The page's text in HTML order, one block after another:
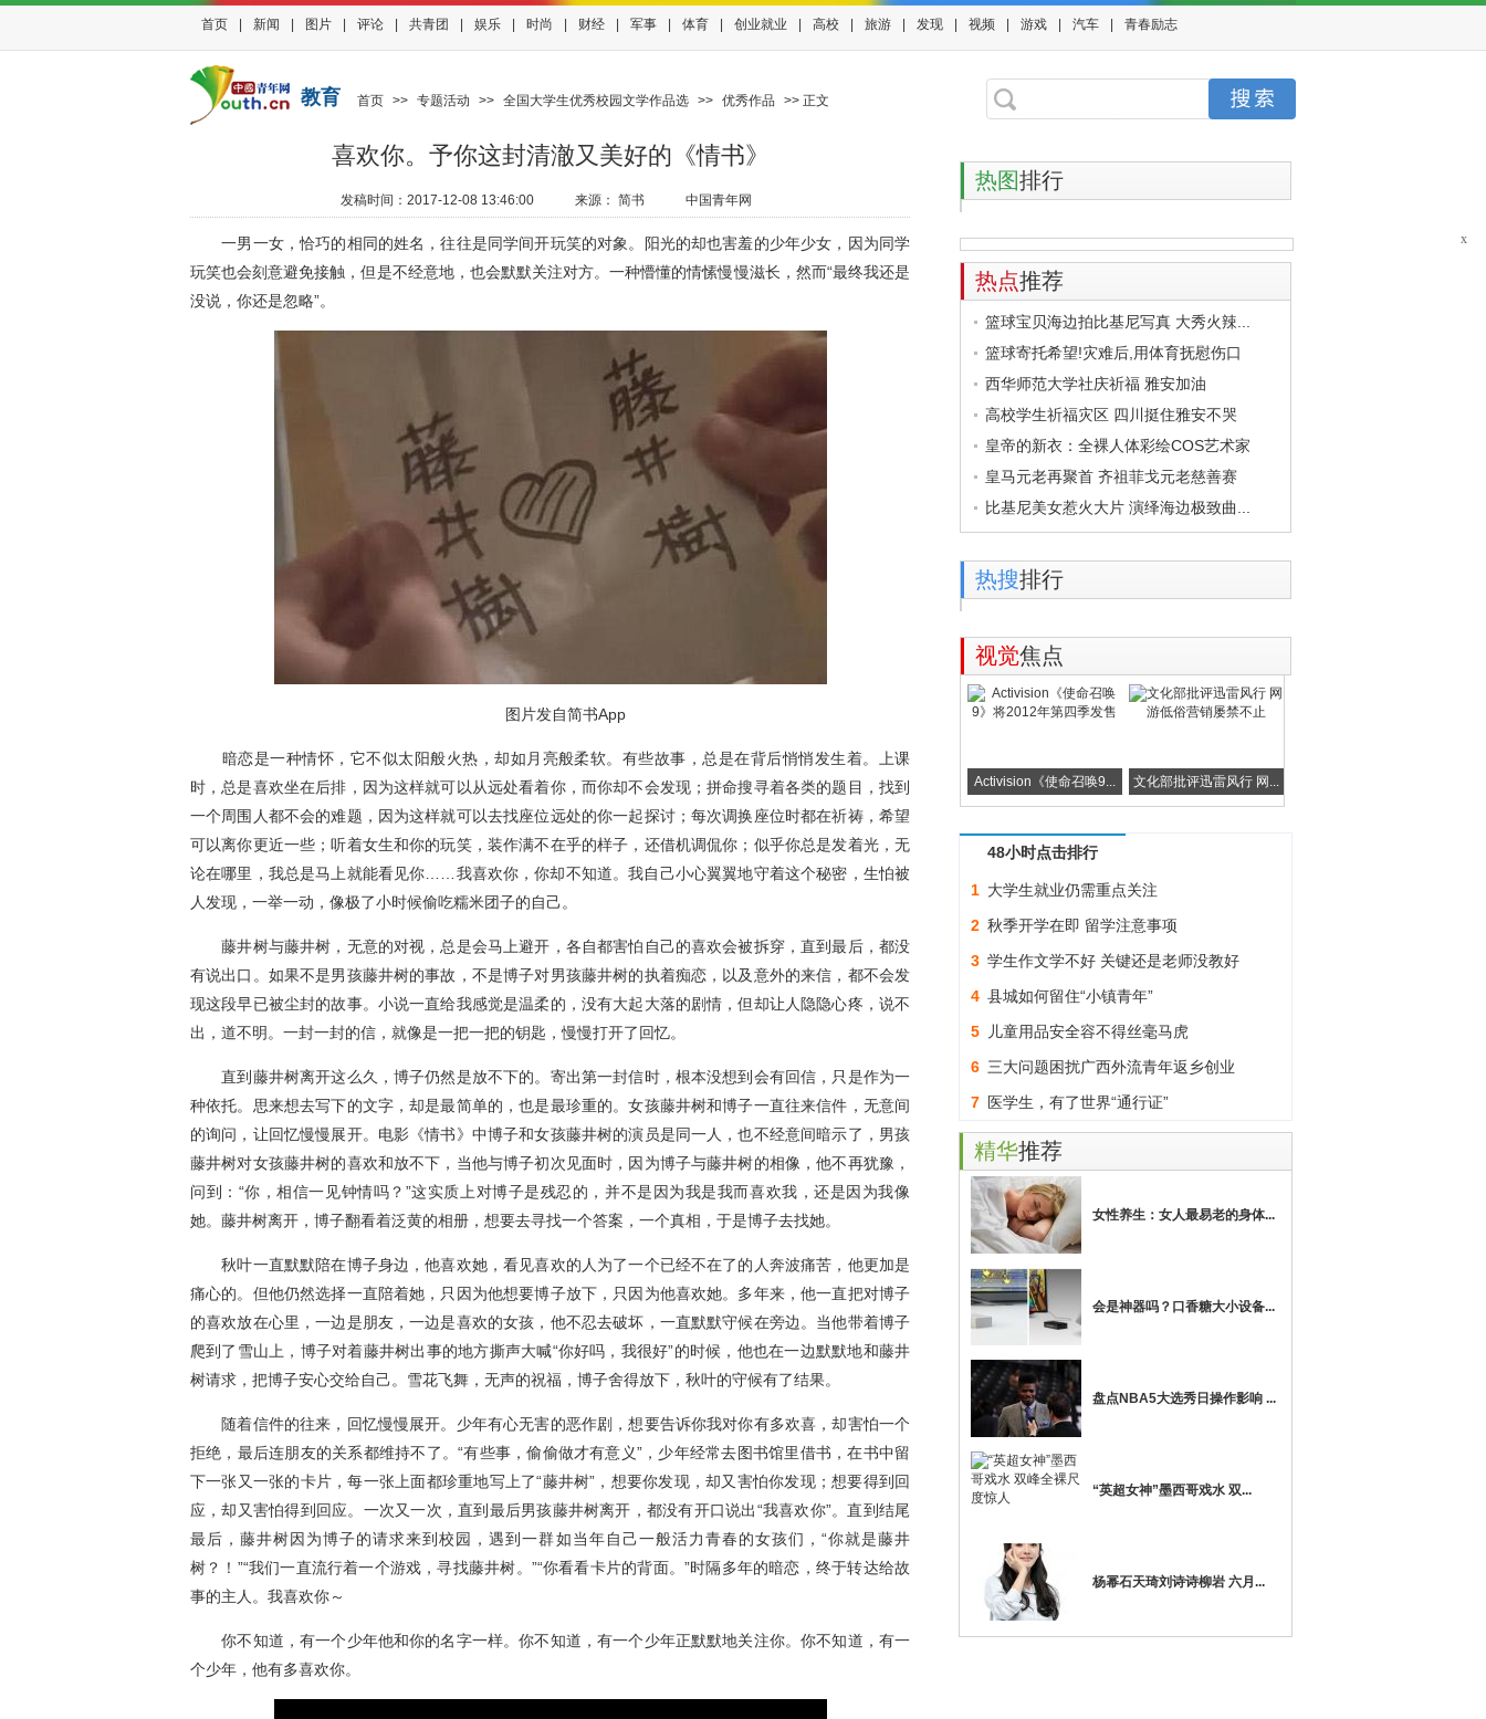
首页 新闻 图片 评论 共青团 娱乐 时尚 财经 军事 体育 创业就业 高校 旅游 发现 视频 游戏 汽车 青春励志
教育 首页 >> 专题活动 >> 全国大学生优秀校园文学作品选 >> 优秀作品 >> 正文
喜欢你。予你这封清澈又美好的《情书》
发稿时间： 2017-12-08 13:46:00 来源： 简书 中国青年网
一男一女，恰巧的相同的姓名，往往是同学间开玩笑的对象。阳光的却也害羞的少年少女，因为同学
玩笑也会刻意避免接触，但是不经意地，也会默默关注对方。一种懵懂的情愫慢慢滋长，然而“最终我还是
没说，你还是忽略”。
图片发自简书App
暗恋是一种情怀，它不似太阳般火热，却如月亮般柔软。有些故事，总是在背后悄悄发生着。上课
时，总是喜欢坐在后排，因为这样就可以从远处看着你，而你却不会发现；拼命搜寻着各类的题目，找到
一个周围人都不会的难题，因为这样就可以去找座位远处的你一起探讨；每次调换座位时都在祈祷，希望
可以离你更近一些；听着女生和你的玩笑，装作满不在乎的样子，还借机调侃你；似乎你总是发着光，无
论在哪里，我总是马上就能看见你……我喜欢你，你却不知道。我自己小心翼翼地守着这个秘密，生怕被
人发现，一举一动，像极了小时候偷吃糯米团子的自己。
藤井树与藤井树，无意的对视，总是会马上避开，各自都害怕自己的喜欢会被拆穿，直到最后，都没
有说出口。如果不是男孩藤井树的事故，不是博子对男孩藤井树的执着痴恋，以及意外的来信，都不会发
现这段早已被尘封的故事。小说一直给我感觉是温柔的，没有大起大落的剧情，但却让人隐隐心疼，说不
出，道不明。一封一封的信，就像是一把一把的钥匙，慢慢打开了回忆。
直到藤井树离开这么久，博子仍然是放不下的。寄出第一封信时，根本没想到会有回信，只是作为一
种依托。思来想去写下的文字，却是最简单的，也是最珍重的。女孩藤井树和博子一直往来信件，无意间
的询问，让回忆慢慢展开。电影《情书》中博子和女孩藤井树的演员是同一人，也不经意间暗示了，男孩
藤井树对女孩藤井树的喜欢和放不下，当他与博子初次见面时，因为博子与藤井树的相像，他不再犹豫，
问到：“你，相信一见钟情吗？”这实质上对博子是残忍的，并不是因为我是我而喜欢我，还是因为我像
她。藤井树离开，博子翻看着泛黄的相册，想要去寻找一个答案，一个真相，于是博子去找她。
秋叶一直默默陪在博子身边，他喜欢她，看见喜欢的人为了一个已经不在了的人奔波痛苦，他更加是
痛心的。但他仍然选择一直陪着她，只因为他想要博子放下，只因为他喜欢她。多年来，他一直把对博子
的喜欢放在心里，一边是朋友，一边是喜欢的女孩，他不忍去破坏，一直默默守候在旁边。当他带着博子
爬到了雪山上，博子对着藤井树出事的地方撕声大喊“你好吗，我很好”的时候，他也在一边默默地和藤井
树请求，把博子安心交给自己。雪花飞舞，无声的祝福，博子舍得放下，秋叶的守候有了结果。
随着信件的往来，回忆慢慢展开。少年有心无害的恶作剧，想要告诉你我对你有多欢喜，却害怕一个
拒绝，最后连朋友的关系都维持不了。“有些事，偷偷做才有意义”，少年经常去图书馆里借书，在书中留
下一张又一张的卡片，每一张上面都珍重地写上了“藤井树”，想要你发现，却又害怕你发现；想要得到回
应，却又害怕得到回应。一次又一次，直到最后男孩藤井树离开，都没有开口说出“我喜欢你”。直到结尾
最后，藤井树因为博子的请求来到校园，遇到一群如当年自己一般活力青春的女孩们，“你就是藤井
树？！”“我们一直流行着一个游戏，寻找藤井树。”“你看看卡片的背面。”时隔多年的暗恋，终于转达给故
事的主人。我喜欢你～
你不知道，有一个少年他和你的名字一样。你不知道，有一个少年正默默地关注你。你不知道，有一
个少年，他有多喜欢你。
热图排行
热点推荐
篮球宝贝海边拍比基尼写真 大秀火辣...
篮球寄托希望!灾难后,用体育抚慰伤口
西华师范大学社庆祈福 雅安加油
高校学生祈福灾区 四川挺住雅安不哭
皇帝的新衣：全裸人体彩绘COS艺术家
皇马元老再聚首 齐祖菲戈元老慈善赛
比基尼美女惹火大片 演绎海边极致曲...
热搜排行
视觉焦点
Activision《使命召唤9... 文化部批评迅雷风行 网...
48小时点击排行
1 大学生就业仍需重点关注
2 秋季开学在即 留学注意事项
3 学生作文学不好 关键还是老师没教好
4 县城如何留住“小镇青年”
5
儿童用品安全容不得丝毫马虎
6 三大问题困扰广西外流青年返乡创业
7 医学生，有了世界“通行证”
精华推荐
女性养生：女人最易老的身体...
会是神器吗？口香糖大小设备...
盘点NBA5大选秀日操作影响 ...
“英超女神”墨西哥戏水 双...
杨幂石天琦刘诗诗柳岩 六月...
x